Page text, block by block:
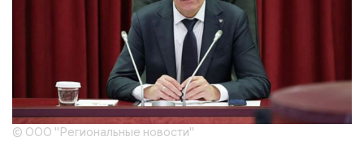
© ООО "Региональные новости"